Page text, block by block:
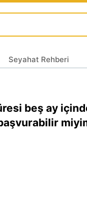
Seyahat Rehberi
beş ay